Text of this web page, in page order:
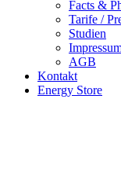
Facts &
Tarife /
Studien
AGB
Kontakt
Energy Store